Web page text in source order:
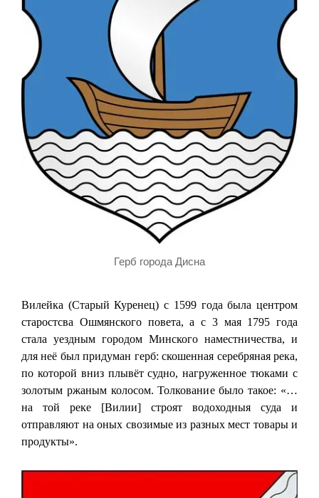
Герб города Дисна
Вилейка (Старый Куренец) с 1599 года была центром
старостсва Ошмянского повета, а с 3 мая 1795 года
стала уездным городом Минского наместничества, и
для неё был придуман герб: скошенная серебряная река,
по которой вниз плывёт судно, нагруженное тюками с
золотым ржаным колосом. Толкование было такое: «…
на той реке [Вилии] строят водоходныя суда и
отправляют на оных свозимые из разных мест товары и
продукты».